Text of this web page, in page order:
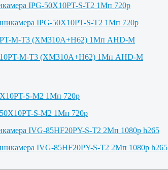
IPG-50X10PT-S-T2 1Мп 720p
M-T3 (XM310A+H62) 1Мп AHD-M
S-M2 1Мп 720p
IVG-85HF20PY-S-T2 2Мп 1080p h265